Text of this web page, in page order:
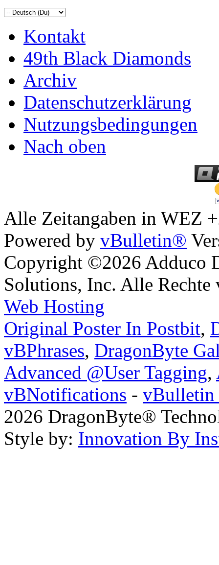
Kontakt
49th Black Diamonds
Archiv
Datenschutzerklärung
Nutzungsbedingungen
Nach oben
Alle Zeitangaben in WEZ
Powered by vBulletin®
Copyright ©2026 Adduco
Solutions, Inc. Alle Rechte
Web Hosting
Original Poster In Postbit,
vBPhrases, DragonByte
Advanced @User Tagging,
vBNotifications - vBulletin
2026 DragonByte®
Style by: Innovation By